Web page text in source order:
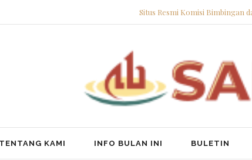
Situs Resmi Komisi Bimbingan
TENTANG KAMI INFO BULAN INI BULETIN